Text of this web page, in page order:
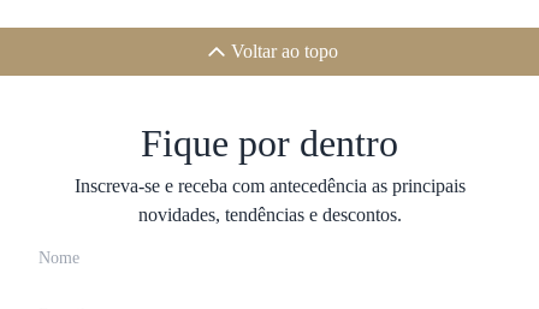
Voltar ao topo
Fique por dentro
Inscreva-se e receba com antecedência as principais
novidades, tendências e descontos.